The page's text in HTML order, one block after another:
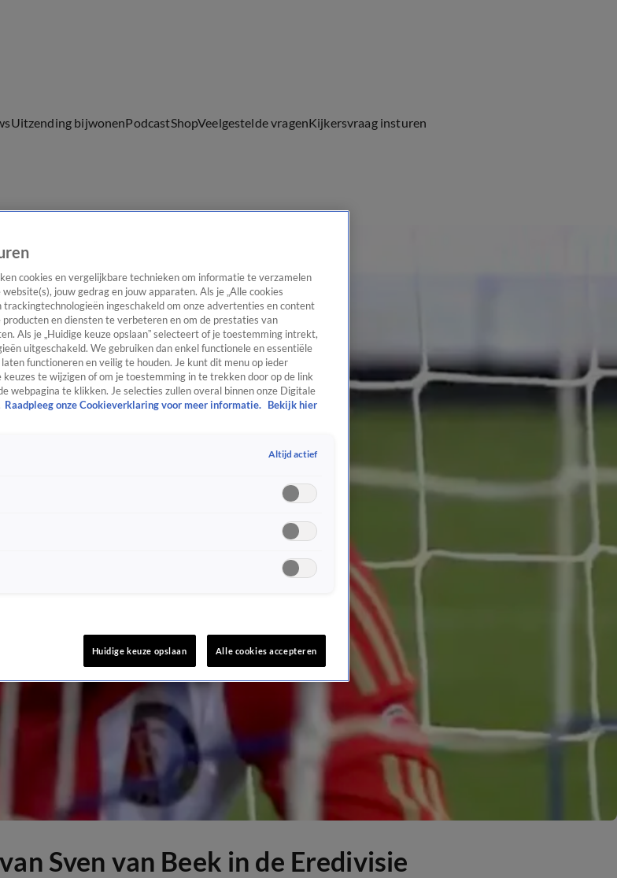
Uitzending bijwonenPodcastShopVeelgestelde vragenKijkersvraag insturen
Sven van Beek in de Eredivisie
cookies en vergelijkbare technieken om informatie te verzamelen
jouw gedrag en jouw apparaten. Als je „Alle cookies
trackingtechnologieën ingeschakeld om onze advertenties en content
en diensten te verbeteren en om de prestaties van
Als je „Huidige keuze opslaan” selecteert of je toestemming intrekt,
uitgeschakeld. We gebruiken dan enkel functionele en essentiële
functioneren en veilig te houden. Je kunt dit menu op ieder
keuzes te wijzigen of om je toestemming in te trekken door op de link
webpagina te klikken. Je selecties zullen overal binnen onze Digitale
Raadpleeg onze Cookieverklaring voor meer informatie. Bekijk hier
Altijd actief
Huidige keuze opslaan Alle cookies accepteren